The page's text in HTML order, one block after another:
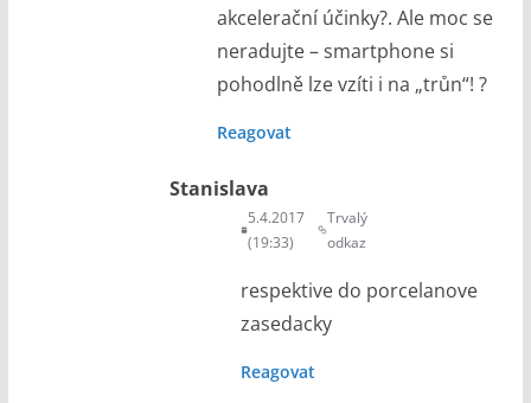
akcelerační účinky?. Ale moc se
neradujte – smartphone si
pohodlně lze vzíti i na „trůn“! ?
Reagovat
Stanislava
5.4.2017
(19:33)
Trvalý
odkaz
respektive do porcelanove
zasedacky
Reagovat